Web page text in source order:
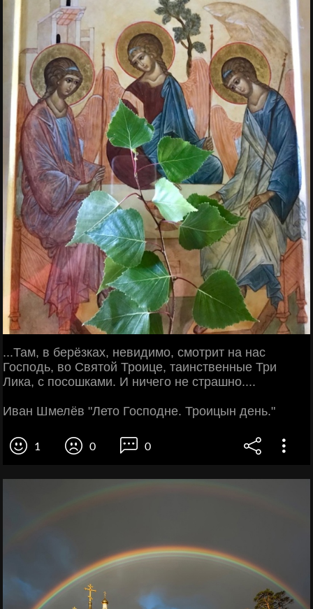
...Там, в берёзках, невидимо, смотрит на нас
Господь, во Святой Троице, таинственные Три
Лика, с посошками. И ничего не страшно....
Иван Шмелёв "Лето Господне. Троицын день."
1 0 0